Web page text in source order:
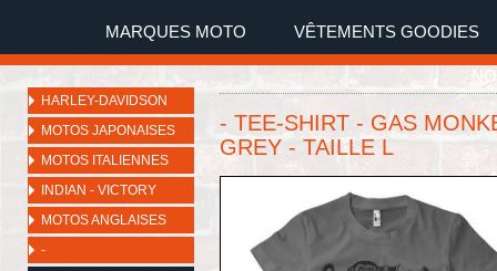
MARQUES MOTO VÊTEMENTS GOODIES
HARLEY-DAVIDSON
MOTOS JAPONAISES
MOTOS ITALIENNES
INDIAN - VICTORY
MOTOS ANGLAISES
-
- TEE-SHIRT - GAS
GREY - TAILLE L